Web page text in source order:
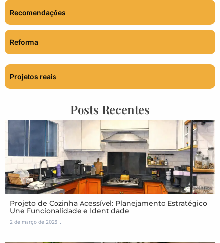
Recomendações
Reforma
Projetos reais
Posts Recentes
Projeto de Cozinha Acessível: Planejamento Estratégico
Une Funcionalidade e Identidade
2 de março de 2026